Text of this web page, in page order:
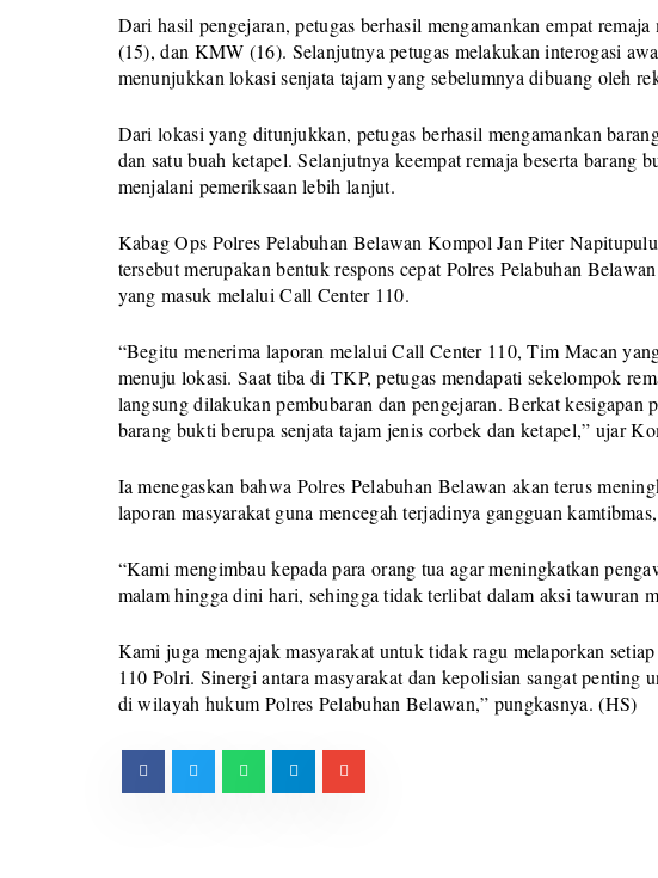
Dari hasil pengejaran, petugas berhasil mengamankan empat
(15), dan KMW (16). Selanjutnya petugas melakukan interogasi
menunjukkan lokasi senjata tajam yang sebelumnya dibuang oleh
Dari lokasi yang ditunjukkan, petugas berhasil mengamankan
dan satu buah ketapel. Selanjutnya keempat remaja beserta barang
menjalani pemeriksaan lebih lanjut.
Kabag Ops Polres Pelabuhan Belawan Kompol Jan Piter
tersebut merupakan bentuk respons cepat Polres Pelabuhan
yang masuk melalui Call Center 110.
“Begitu menerima laporan melalui Call Center 110, Tim Macan
menuju lokasi. Saat tiba di TKP, petugas mendapati sekelompok
langsung dilakukan pembubaran dan pengejaran. Berkat kesigapan
barang bukti berupa senjata tajam jenis corbek dan ketapel,” ujar
Ia menegaskan bahwa Polres Pelabuhan Belawan akan terus
laporan masyarakat guna mencegah terjadinya gangguan
“Kami mengimbau kepada para orang tua agar meningkatkan
malam hingga dini hari, sehingga tidak terlibat dalam aksi tawuran
Kami juga mengajak masyarakat untuk tidak ragu melaporkan
110 Polri. Sinergi antara masyarakat dan kepolisian sangat penting
di wilayah hukum Polres Pelabuhan Belawan,” pungkasnya. (HS)